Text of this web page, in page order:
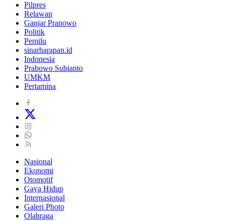
Pilpres
Relawan
Ganjar Pranowo
Politik
Pemilu
sinarharapan.id
Indonesia
Prabowo Subianto
UMKM
Pertamina
Nasional
Ekonomi
Otomotif
Gaya Hidup
Internasional
Galeri Photo
Olahraga